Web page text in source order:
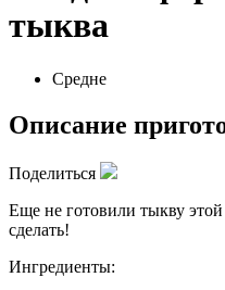
тыква
Средне
Описание
Поделиться
Еще не готовили тыкву
сделать!
Ингредиенты: